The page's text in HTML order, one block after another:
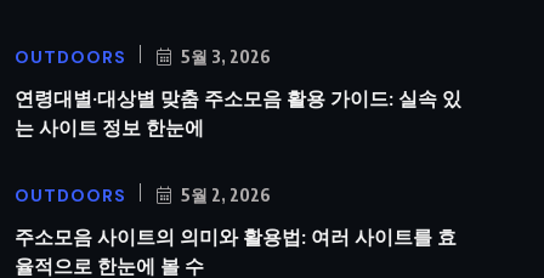
OUTDOORS 5월 3, 2026
연령대별·대상별 맞춤 주소모음 활용 가이드: 실속 있
는 사이트 정보 한눈에
OUTDOORS 5월 2, 2026
주소모음 사이트의 의미와 활용법: 여러 사이트를 효
율적으로 한눈에 볼 수